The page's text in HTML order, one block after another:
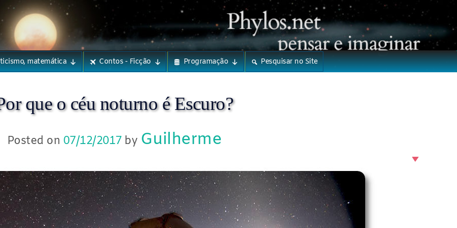
matemática Contos - Ficção Programação Pesquisar no Site
que o céu noturno é Escuro?
Posted on 07/12/2017 by Guilherme